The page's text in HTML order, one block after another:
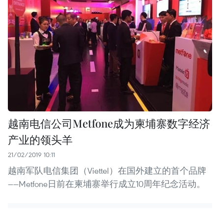
越南电信公司Metfone成为柬埔寨数字经济
产业的领头羊
21/02/2019 10:11
越南军队电信集团（Viettel）在国外建立的首个品牌
——Metfone日前在柬埔寨举行成立10周年纪念活动。